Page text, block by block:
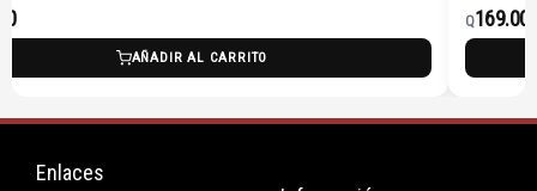
AÑADIR AL CARRITO
Q169.00
Enlaces